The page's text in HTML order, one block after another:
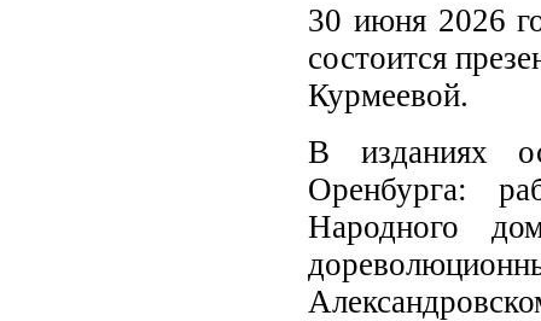
30 июня 2026
состоится
Курмеевой.
В изданиях
Оренбурга:
Народного